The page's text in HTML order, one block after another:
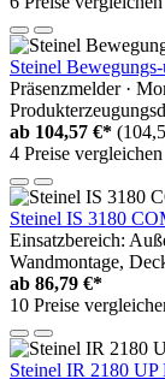
Steinel
Präsenzmelder ·
ab 104,57 €*
4 Preise vergleichen
Steinel IS 3180
Einsatzbereich:
Wandmontage,
ab 86,79 €*
10 Preise
Steinel IR 2180 UP